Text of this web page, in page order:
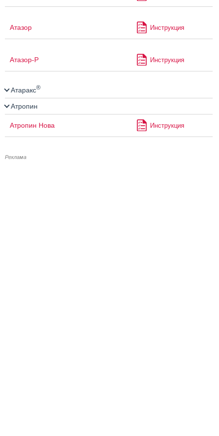
Атазор Инструкция
Атазор-Р Инструкция
Атаракс®
Атропин
Атропин Нова Инструкция
Реклама